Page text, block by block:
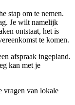
stap om te nemen.
Je wilt namelijk
ontstaat, het is
te komen.
afspraak ingepland.
kan met je
vragen van lokale